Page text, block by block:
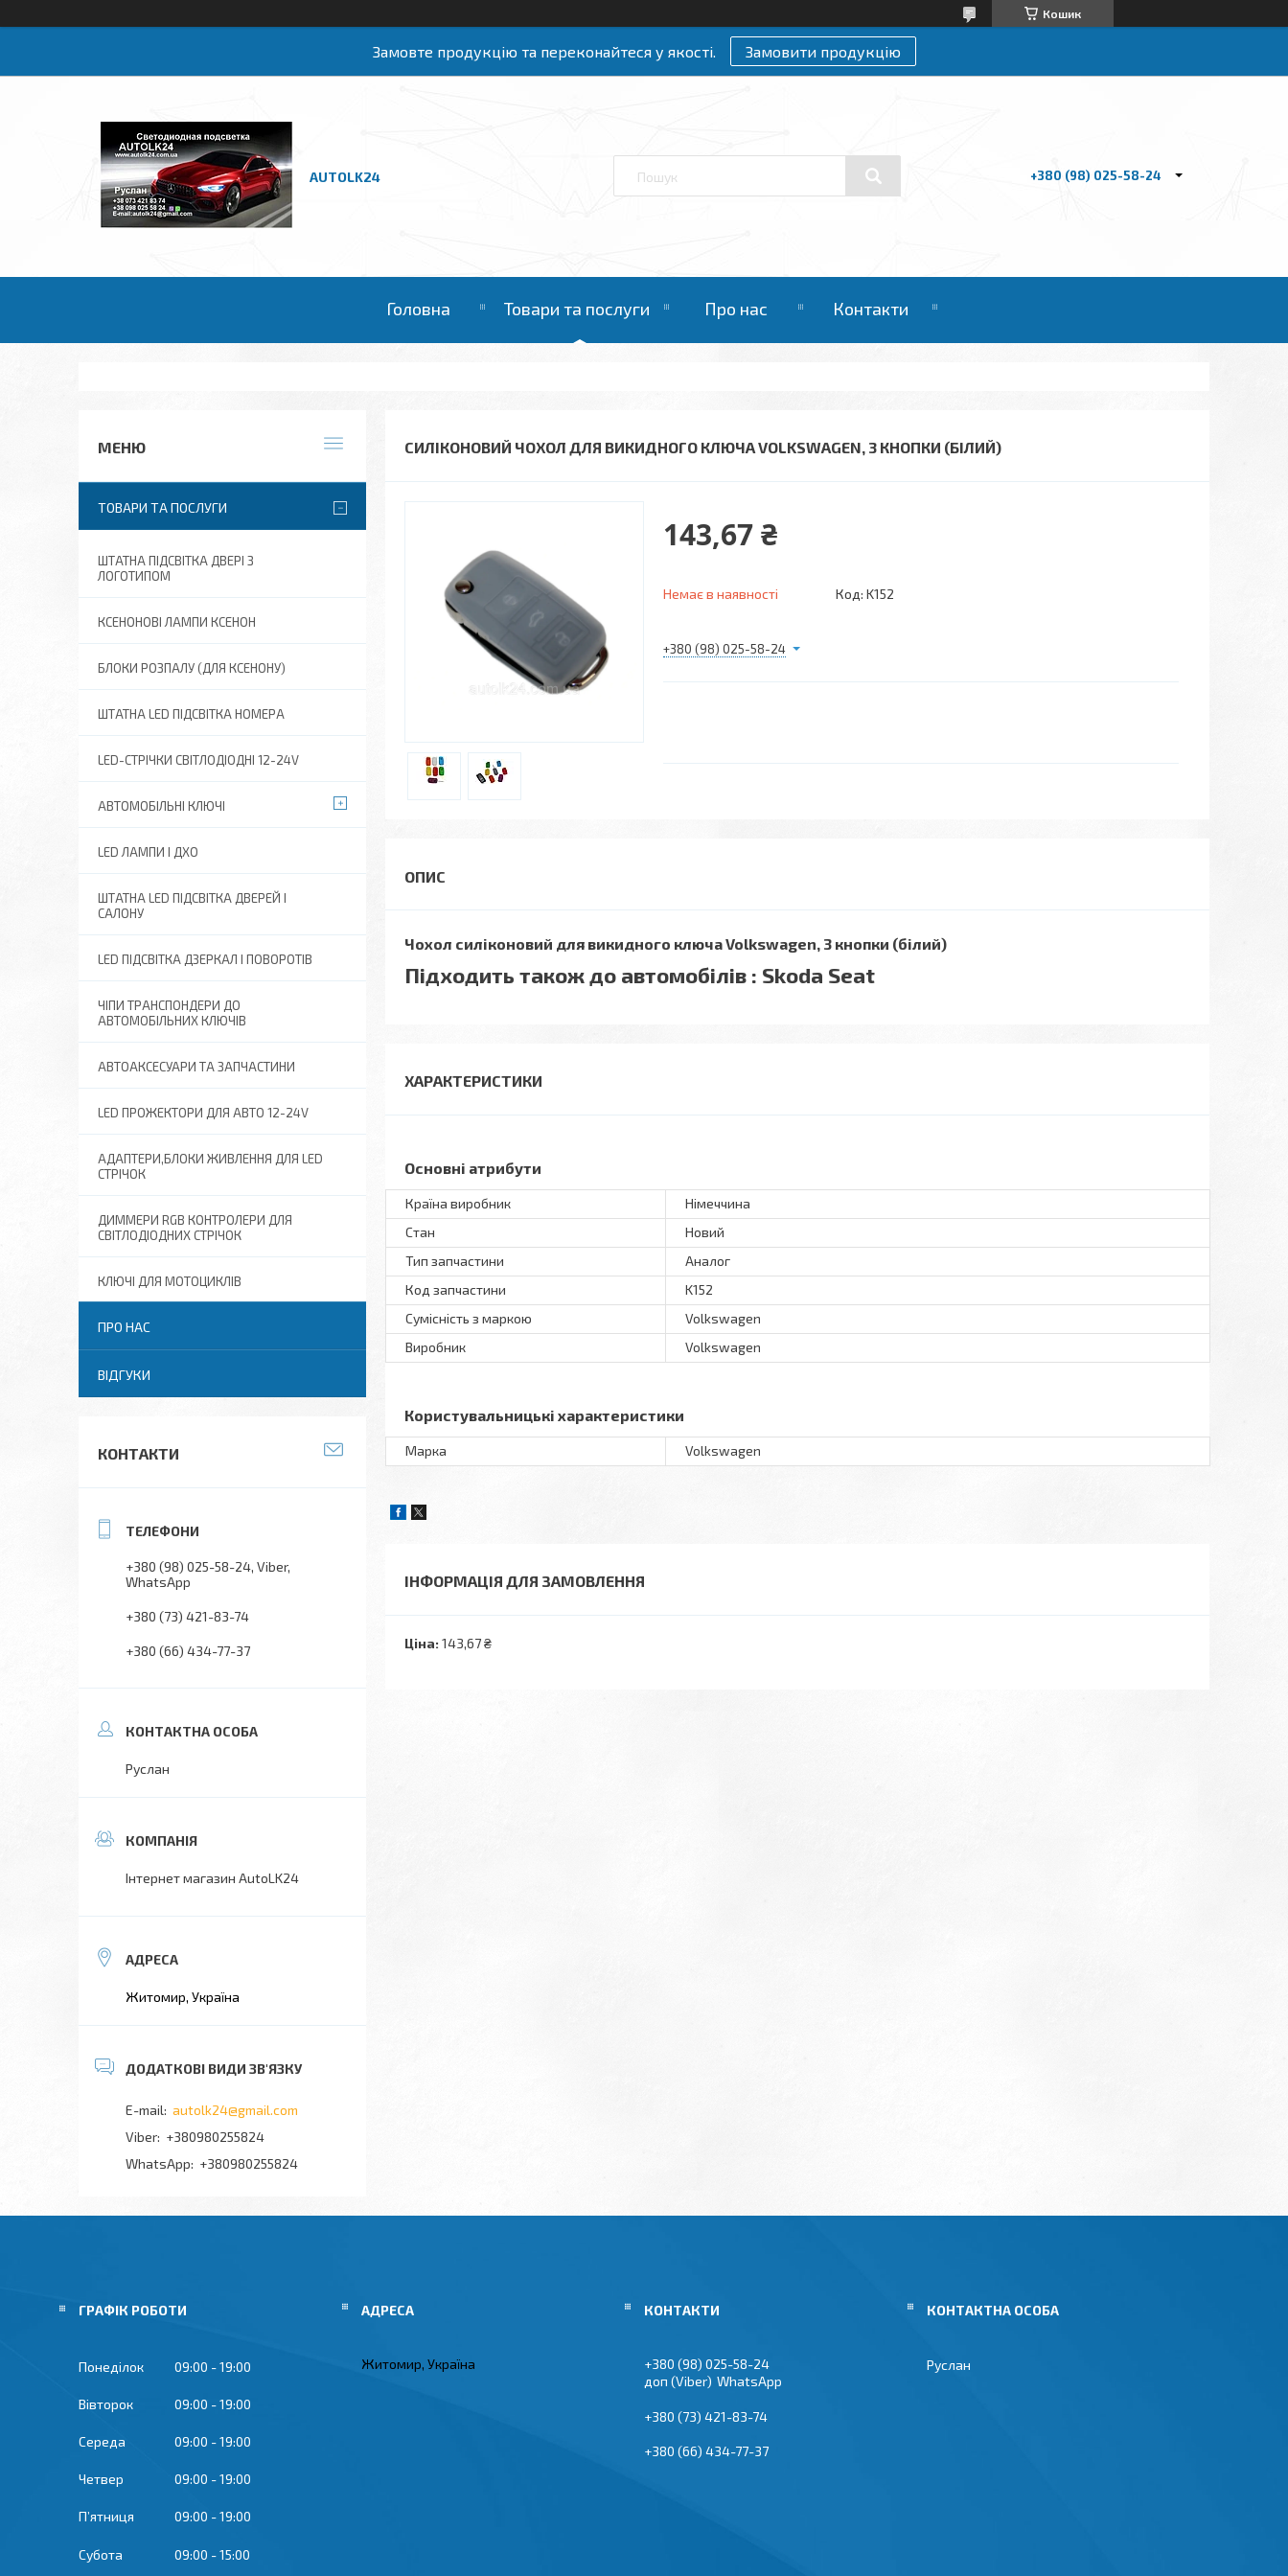
Кошик
Замовте продукцію та переконайтеся у якості. Замовити продукцію
AUTOLK24 +380 (98) 025-58-24
Головна Товари та послуги Про нас Контакти
СИЛІКОНОВИЙ ЧОХОЛ ДЛЯ ВИКИДНОГО КЛЮЧА VOLKSWAGEN, 3 КНОПКИ (БІЛИЙ)
143,67 ₴
Немає в наявності Код: K152
+380 (98) 025-58-24
Чохол силіконовий для викидного ключа Volkswagen, 3 кнопки (білий)
Підходить також до автомобілів : Skoda Seat
ХАРАКТЕРИСТИКИ
Основні атрибути
Країна виробник
Німеччина
Стан
Новий
Тип запчастини
Аналог
Код запчастини
K152
Сумісність з маркою
Volkswagen
Виробник
Volkswagen
Користувальницькі характеристики
Марка Volkswagen
ІНФОРМАЦІЯ ДЛЯ ЗАМОВЛЕННЯ
Ціна: 143,67 ₴
ТОВАРИ ТА ПОСЛУГИ
ШТАТНА ПІДСВІТКА ДВЕРІ З
ЛОГОТИПОМ
КСЕНОНОВІ ЛАМПИ КСЕНОН
БЛОКИ РОЗПАЛУ (ДЛЯ КСЕНОНУ)
ШТАТНА LED ПІДСВІТКА НОМЕРА
LED-СТРІЧКИ СВІТЛОДІОДНІ 12-24V
АВТОМОБІЛЬНІ КЛЮЧІ
LED ЛАМПИ І ДХО
ШТАТНА LED ПІДСВІТКА ДВЕРЕЙ І
САЛОНУ
LED ПІДСВІТКА ДЗЕРКАЛ І ПОВОРОТІВ
ЧІПИ ТРАНСПОНДЕРИ ДО
АВТОМОБІЛЬНИХ КЛЮЧІВ
АВТОАКСЕСУАРИ ТА ЗАПЧАСТИНИ
LED ПРОЖЕКТОРИ ДЛЯ АВТО 12-24V
АДАПТЕРИ,БЛОКИ ЖИВЛЕННЯ ДЛЯ LED
СТРІЧОК
ДИММЕРИ RGB КОНТРОЛЕРИ ДЛЯ
СВІТЛОДІОДНИХ СТРІЧОК
КЛЮЧІ ДЛЯ МОТОЦИКЛІВ
ПРО НАС
ВІДГУКИ
КОНТАКТИ
+380 (98) 025-58-24 Viber
WhatsApp
+380 (73) 421-83-74
+380 (66) 434-77-37
Руслан
Інтернет магазин AutoLK24
Житомир, Україна
autolk24@gmail.com
+380980255824
+380980255824
ГРАФІК РОБОТИ
Понеділок 09:00 19:00
Вівторок 09:00 19:00
Середа 09:00 19:00
Четвер 09:00 19:00
Пʼятниця 09:00 19:00
Субота 09:00 15:00
Житомир, Україна
+380 (98) 025-58-24
Viber WhatsApp
+380 (73) 421-83-74
+380 (66) 434-77-37
Руслан